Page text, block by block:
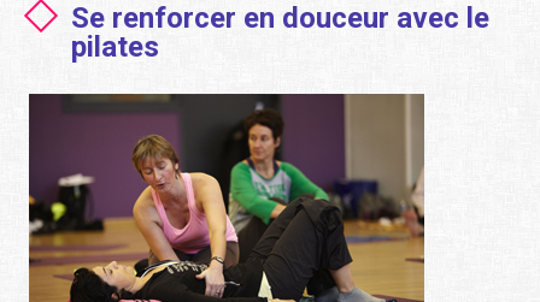
Se renforcer en douceur avec le
pilates